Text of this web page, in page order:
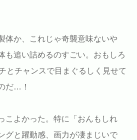
体か、これじゃ奇襲意味ないや
も追い詰めるのすごい。おもしろ
とチャンスで目まぐるしく見せて
だ…！
こよかった。特に「おんもしれ
グと躍動感、画力が凄まじいで